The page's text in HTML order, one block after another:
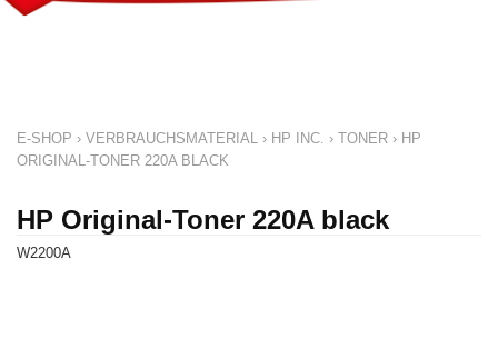
E-SHOP › VERBRAUCHSMATERIAL › HP INC. › TONER › HP
ORIGINAL-TONER 220A BLACK
HP Original-Toner 220A black
W2200A